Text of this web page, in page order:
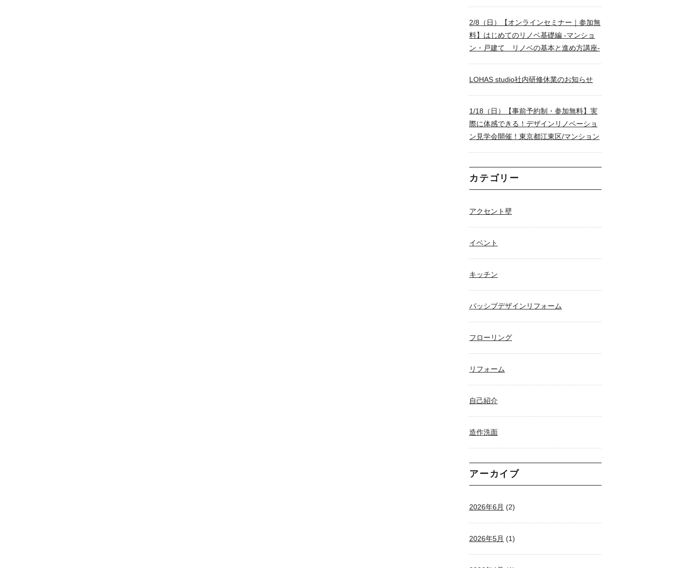
2/8（日）【オンラインセミナー｜参加無
料】はじめてのリノベ基礎編 -マンショ
ン・戸建て リノベの基本と進め方講座-
LOHAS studio社内研修休業のお知らせ
1/18（日）【事前予約制・参加無料】実
際に体感できる！デザインリノベーショ
ン見学会開催！東京都江東区/マンション
カテゴリー
アクセント壁
イベント
キッチン
パッシブデザインリフォーム
フローリング
リフォーム
自己紹介
造作洗面
アーカイブ
2026年6月 (2)
2026年5月 (1)